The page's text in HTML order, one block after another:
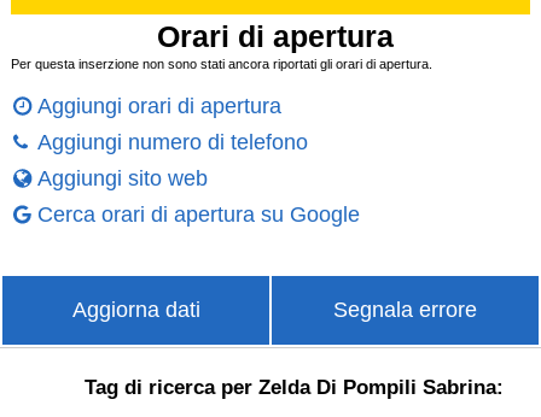
Orari di apertura
Per questa inserzione non sono stati ancora riportati gli orari di apertura.
Aggiungi orari di apertura
Aggiungi numero di telefono
Aggiungi sito web
Cerca orari di apertura su Google
Aggiorna dati Segnala errore
Tag di ricerca per Zelda Di Pompili Sabrina: